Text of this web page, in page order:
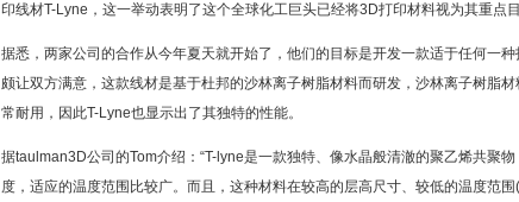
印线材T-Lyne，这一举动表明了这个全球化工巨头已经将3D打印材料视为其重点目
据悉，两家公司的合作从今年夏天就开始了，他们的目标是开发一款适于任何一
颇让双方满意，这款线材是基于杜邦的沙林离子树脂材料而研发，沙林离子树脂
常耐用，因此T-Lyne也显示出了其独特的性能。
据taulman3D公司的Tom介绍：“T-lyne是一款独特、像水晶般清澈的聚乙烯共聚
度，适应的温度范围比较广。而且，这种材料在较高的层高尺寸、较低的温度范